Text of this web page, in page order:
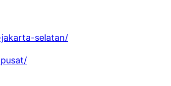
selatan/